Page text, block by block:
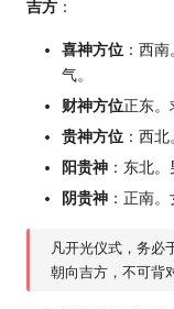
吉方 ：
喜神方位 ：西
气。
财神方位正东。
贵神方位 ：西
阳贵神 ：东北
阴贵神 ：正南
凡开光仪式，务必
朝向吉方，不可背